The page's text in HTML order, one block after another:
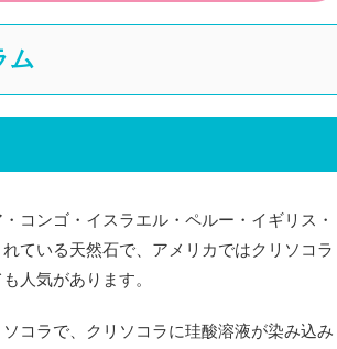
ム
コンゴ・イスラエル・ペルー・イギリス・
ている天然石で、アメリカではクリソコラ
人気があります。
コラで、クリソコラに珪酸溶液が染み込み